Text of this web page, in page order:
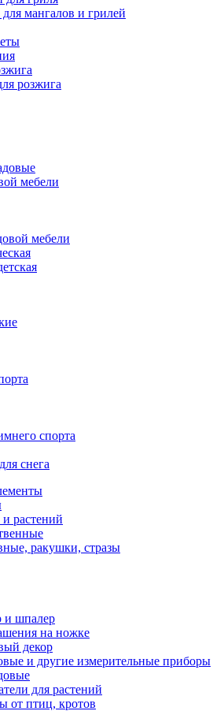
мангалов и грилей
розжига
мебели
мебели
спорта
снега
растений
ракушки, стразы
и шпалер
на ножке
декор
и другие измерительные приборы
для растений
от птиц, кротов